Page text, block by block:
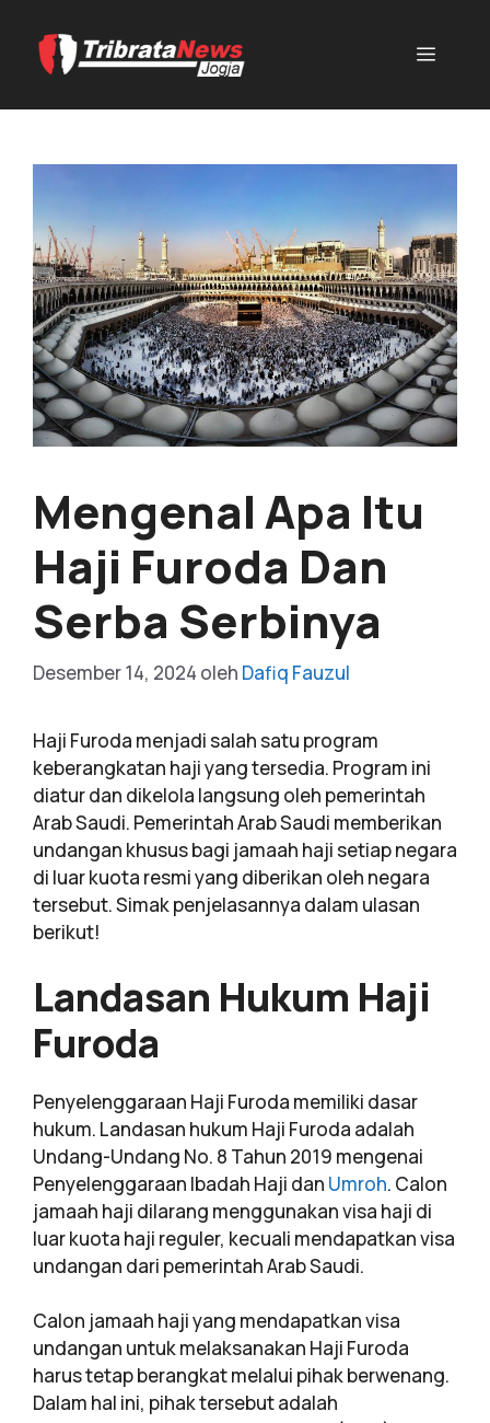
Mengenal Apa Itu
Haji Furoda Dan
Serba Serbinya
Desember 14, 2024 oleh Dafiq Fauzul
Haji Furoda menjadi salah satu program
keberangkatan haji yang tersedia. Program ini
diatur dan dikelola langsung oleh pemerintah
Arab Saudi. Pemerintah Arab Saudi memberikan
undangan khusus bagi jamaah haji setiap negara
di luar kuota resmi yang diberikan oleh negara
tersebut. Simak penjelasannya dalam ulasan
berikut!
Landasan Hukum Haji
Furoda
Penyelenggaraan Haji Furoda memiliki dasar
hukum. Landasan hukum Haji Furoda adalah
Undang-Undang No. 8 Tahun 2019 mengenai
Penyelenggaraan Ibadah Haji dan Umroh. Calon
jamaah haji dilarang menggunakan visa haji di
luar kuota haji reguler, kecuali mendapatkan visa
undangan dari pemerintah Arab Saudi.
Calon jamaah haji yang mendapatkan visa
undangan untuk melaksanakan Haji Furoda
harus tetap berangkat melalui pihak berwenang.
Dalam hal ini, pihak tersebut adalah